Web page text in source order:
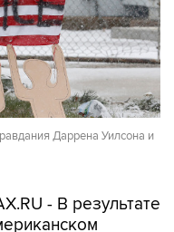
Даррена Уилсона и
- В результате